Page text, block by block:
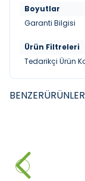
Boyutlar
Garanti Bilgisi
Ürün Filtreleri
Tedarikçi Ürün
BENZERÜRÜNLER
29.800,00